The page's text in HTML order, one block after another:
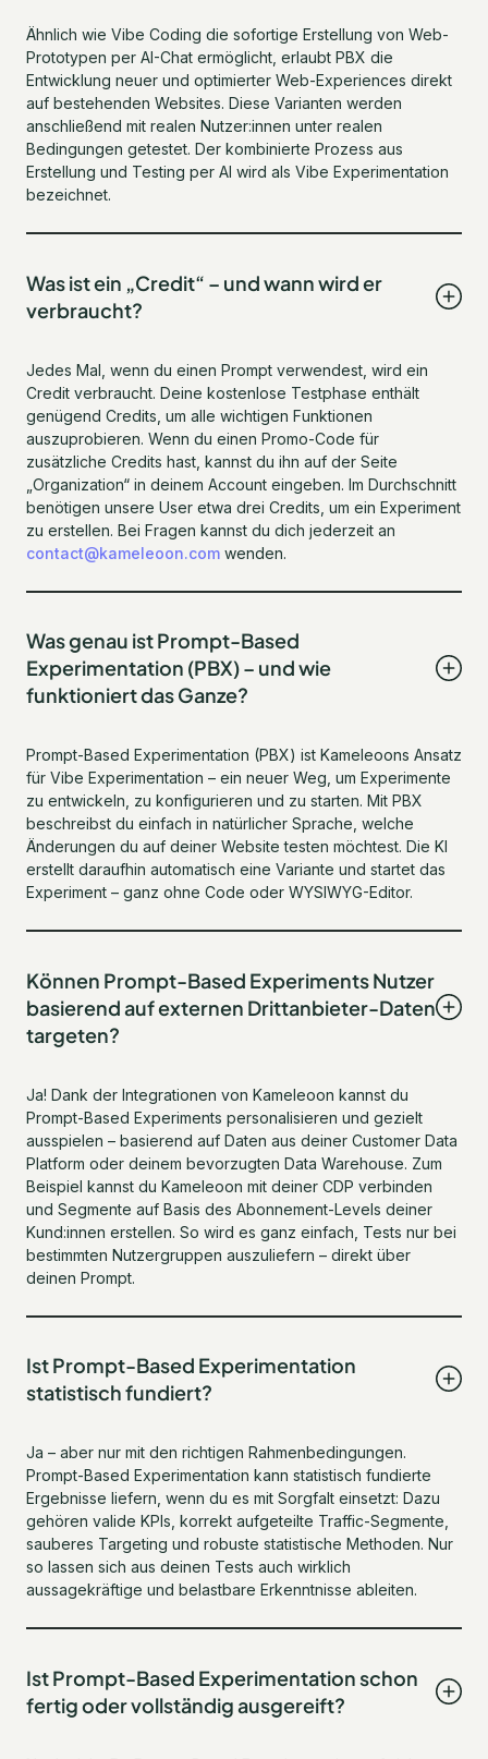
Ähnlich wie Vibe Coding die sofortige Erstellung von Web-
Prototypen per AI-Chat ermöglicht, erlaubt PBX die
Entwicklung neuer und optimierter Web-Experiences direkt
auf bestehenden Websites. Diese Varianten werden
anschließend mit realen Nutzer:innen unter realen
Bedingungen getestet. Der kombinierte Prozess aus
Erstellung und Testing per AI wird als Vibe Experimentation
bezeichnet.
Was ist ein „Credit“ – und wann wird er
verbraucht?
Jedes Mal, wenn du einen Prompt verwendest, wird ein
Credit verbraucht. Deine kostenlose Testphase enthält
genügend Credits, um alle wichtigen Funktionen
auszuprobieren. Wenn du einen Promo-Code für
zusätzliche Credits hast, kannst du ihn auf der Seite
„Organization“ in deinem Account eingeben. Im Durchschnitt
benötigen unsere User etwa drei Credits, um ein Experiment
zu erstellen. Bei Fragen kannst du dich jederzeit an
contact@kameleoon.com wenden.
Was genau ist Prompt-Based
Experimentation (PBX) – und wie
funktioniert das Ganze?
Prompt-Based Experimentation (PBX) ist Kameleoons Ansatz
für Vibe Experimentation – ein neuer Weg, um Experimente
zu entwickeln, zu konfigurieren und zu starten. Mit PBX
beschreibst du einfach in natürlicher Sprache, welche
Änderungen du auf deiner Website testen möchtest. Die KI
erstellt daraufhin automatisch eine Variante und startet das
Experiment – ganz ohne Code oder WYSIWYG-Editor.
Können Prompt-Based Experiments Nutzer
basierend auf externen Drittanbieter-Daten
targeten?
Ja! Dank der Integrationen von Kameleoon kannst du
Prompt-Based Experiments personalisieren und gezielt
ausspielen – basierend auf Daten aus deiner Customer Data
Platform oder deinem bevorzugten Data Warehouse. Zum
Beispiel kannst du Kameleoon mit deiner CDP verbinden
und Segmente auf Basis des Abonnement-Levels deiner
Kund:innen erstellen. So wird es ganz einfach, Tests nur bei
bestimmten Nutzergruppen auszuliefern – direkt über
deinen Prompt.
Ist Prompt-Based Experimentation
statistisch fundiert?
Ja – aber nur mit den richtigen Rahmenbedingungen.
Prompt-Based Experimentation kann statistisch fundierte
Ergebnisse liefern, wenn du es mit Sorgfalt einsetzt: Dazu
gehören valide KPIs, korrekt aufgeteilte Traffic-Segmente,
sauberes Targeting und robuste statistische Methoden. Nur
so lassen sich aus deinen Tests auch wirklich
aussagekräftige und belastbare Erkenntnisse ableiten.
Ist Prompt-Based Experimentation schon
fertig oder vollständig ausgereift?